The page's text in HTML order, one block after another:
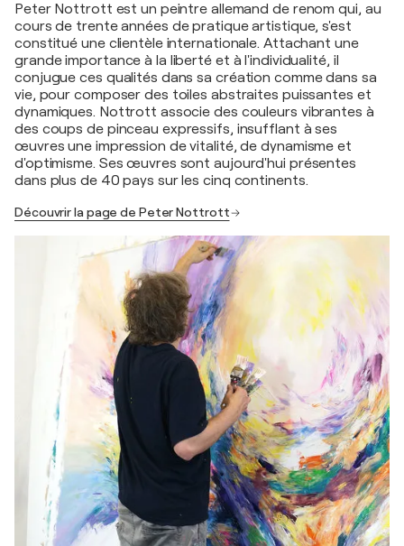
Peter Nottrott est un peintre allemand de renom qui, au
cours de trente années de pratique artistique, s'est
constitué une clientèle internationale. Attachant une
grande importance à la liberté et à l'individualité, il
conjugue ces qualités dans sa création comme dans sa
vie, pour composer des toiles abstraites puissantes et
dynamiques. Nottrott associe des couleurs vibrantes à
des coups de pinceau expressifs, insufflant à ses
œuvres une impression de vitalité, de dynamisme et
d'optimisme. Ses œuvres sont aujourd'hui présentes
dans plus de 40 pays sur les cinq continents.
Découvrir la page de Peter Nottrott